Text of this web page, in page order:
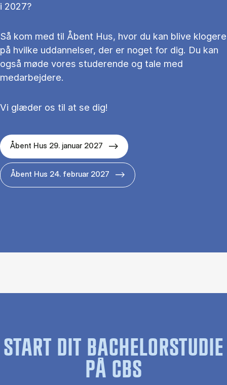
i 2027?
Så kom med til Åbent Hus, hvor du kan blive klogere
på hvilke uddannelser, der er noget for dig. Du kan
også møde vores studerende og tale med
medarbejdere.
Vi glæder os til at se dig!
Åbent Hus 29. januar 2027
Åbent Hus 24. februar 2027
START DIT BACHELORSTUDIE
PÅ CBS